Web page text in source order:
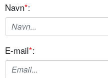
Navn*:
E-mail*: